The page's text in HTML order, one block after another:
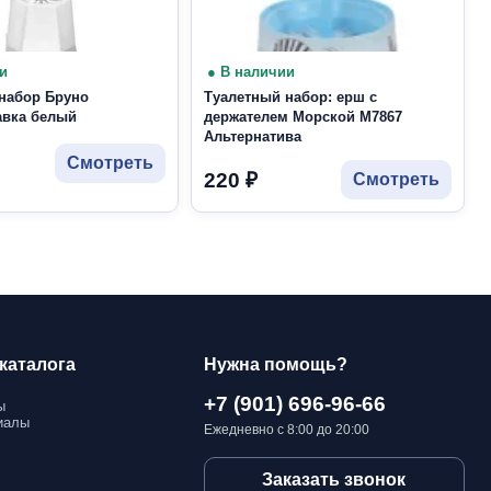
Бруно
белый
Смотреть
● В наличии
Туалетный набор: ерш с
держателем Морской М7867
Альтернатива
220 ₽ Смотреть
Нужна помощь?
+7 (901) 696-96-66
Ежедневно с 8:00 до 20:00
Заказать звонок